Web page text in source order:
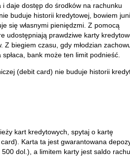
daje dostęp do środków na rachunku
buduje historii kredytowej, bowiem
się własnymi pieniędzmi. Z pomocą
udostępniają prawdziwe karty
Z biegiem czasu, gdy młodzian
bank może ten limit podnieść.
(debit card) nie buduje historii
kart kredytowych, spytaj o kartę
Karta ta jest gwarantowana
dol.), a limitem karty jest saldo